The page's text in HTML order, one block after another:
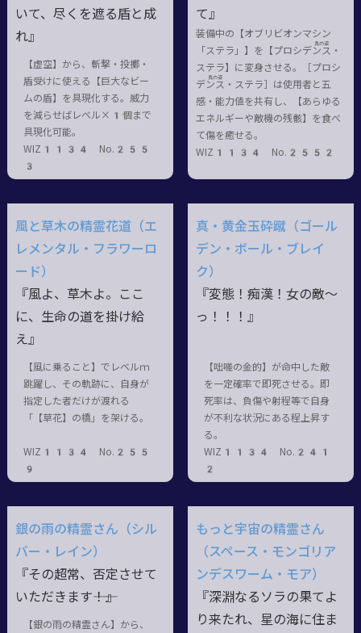
いて、尽くを遮る盾と成
れ』
【虚空】から、斬撃・投擲・
盾受けに使える【巨大なビー
ムの盾】を具現化する。威力
を減らせばレベル×1個まで
具現化可能。
WIZ1134 No.255
3
て』
装備中の【オブリビオンマシン
「ステラ」】を【プロシデン
真の姿
ス・
ステラ】に変身させる。［プロシ
デン
真の姿
ス・ステラ］は使用者と五
感・能力値を共有し、【あらゆる
エネルギーや敵機の残骸】を食べ
て傷を癒せる。
WIZ1134 No.2552
風と草木の精霊花道（エ
レメンタル・フラワーロ
ード）
『風よ、草木よ。ここ
に、生命の道を掛け給
え』
【風に乗ること】でレベルｍ
跳躍し、その軌跡に、自身が
指定した者だけが渡れる
「【草花】の橋」を架ける。
WIZ1134 No.255
9
真・黄金玉砕蹴（ゴール
デン・ボール・ブレイ
ク）
『変態！痴漢！女の敵〜
っ！！！』
【咄嗟の金的】が命中した敵
を一定確率で即死させる。即
死率は、負傷や射程等で自身
が不利な状況にある程上昇す
る。
WIZ1134 No.241
2
銀の雨の精霊さん（シル
バー・レイン）
『その超常、否定させて
いただきます――！』
【銀の雨の精霊さん】から、
もっと宇宙の精霊さん
（スペース・モンゴリア
ンデスワーム・モア）
『深淵なるソラの果てよ
り来たれ、星の海に住ま